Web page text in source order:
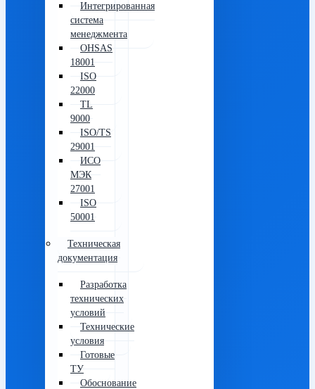
Интегрированная
система
менеджмента
OHSAS
18001
ISO
22000
TL
9000
ISO/TS
29001
ИСО
МЭК
27001
ISO
50001
Техническая
документация
Разработка
технических
условий
Технические
условия
Готовые
ТУ
Обоснование